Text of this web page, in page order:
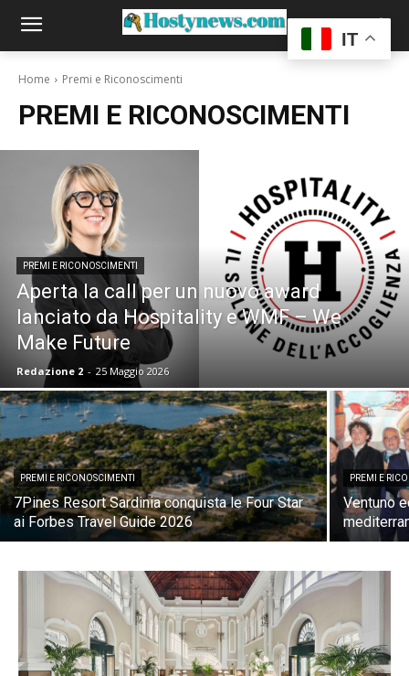
Home Premi e Riconoscimenti
PREMI E RICONOSCIMENTI
PREMI E RICONOSCIMENTI
Aperta la call per un nuovo award
lanciato da Hospitality e WMF – We
Make Future
Redazione 2 - 25 Maggio 2026
PREMI E RICONOSCIMENTI
7Pines Resort Sardinia conquista le Four Star
ai Forbes Travel Guide 2026
PREMI E
Ventuno
IT